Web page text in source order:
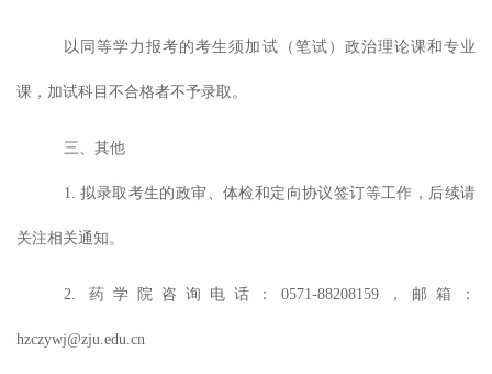
以同等学力报考的考生须加试（笔试）政治理论课和专业
课，加试科目不合格者不予录取。
三、 其他
1. 拟录取考生的政审、体检和定向协议签订等工作，后续请
关注相关通知。
2. 药 学院 咨询 电话 ：0571-88208159 ，邮箱：
hzczywj@zju.edu.cn